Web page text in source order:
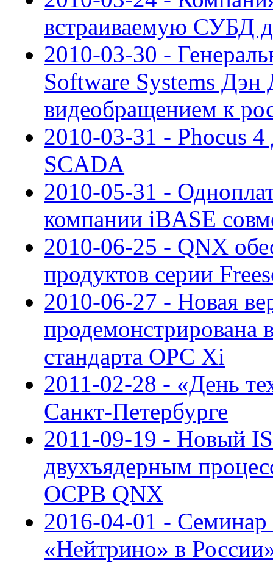
встраиваемую СУБД
2010-03-30 -
Software Systems
видеобращением к
2010-03-31 - Phocus 4
SCADA
2010-05-31 -
компании iBASE
2010-06-25 - QNX
продуктов серии
2010-06-27 - Новая
продемонстрирована
стандарта OPC Xi
2011-02-28 - «День
Санкт-Петербурге
2011-09-19 - Новый
двухъядерным
ОСРВ QNX
2016-04-01 -
«Нейтрино» в